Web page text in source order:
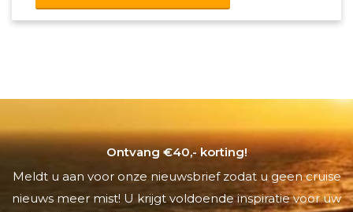
Ontvang €40,- korting!
Meldt u aan voor onze nieuwsbrief zodat u geen cruise
nieuws meer mist! U krijgt voldoende inspiratie voor uw